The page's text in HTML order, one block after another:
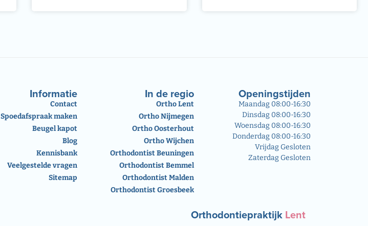
Informatie
Contact
Spoedafspraak maken
Beugel kapot
Blog
Kennisbank
Veelgestelde vragen
Sitemap
In de regio
Ortho Lent
Ortho Nijmegen
Ortho Oosterhout
Ortho Wijchen
Orthodontist Beuningen
Orthodontist Bemmel
Orthodontist Malden
Orthodontist Groesbeek
Openingstijden
Maandag 08:00-16:30
Dinsdag 08:00-16:30
Woensdag 08:00-16:30
Donderdag 08:00-16:30
Vrijdag Gesloten
Zaterdag Gesloten
Orthodontiepraktijk Lent